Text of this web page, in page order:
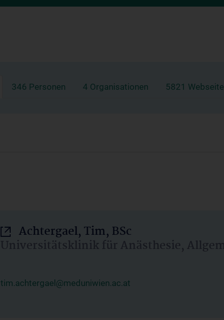
346 Personen 4 Organisationen 5821
Achtergael, Tim, BSc
Universitätsklinik für Anästhesie,
tim.achtergael@meduniwien.ac.at